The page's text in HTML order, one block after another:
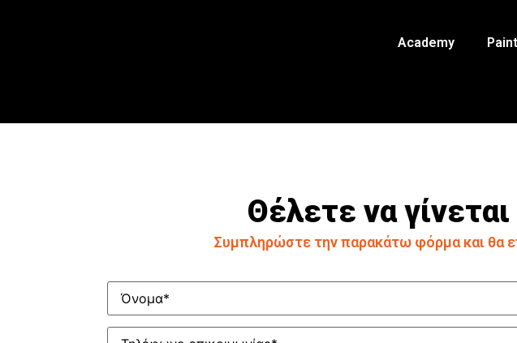
Academy
Θέλετε να
Συμπληρώστε την παρακάτω φόρμα και θα